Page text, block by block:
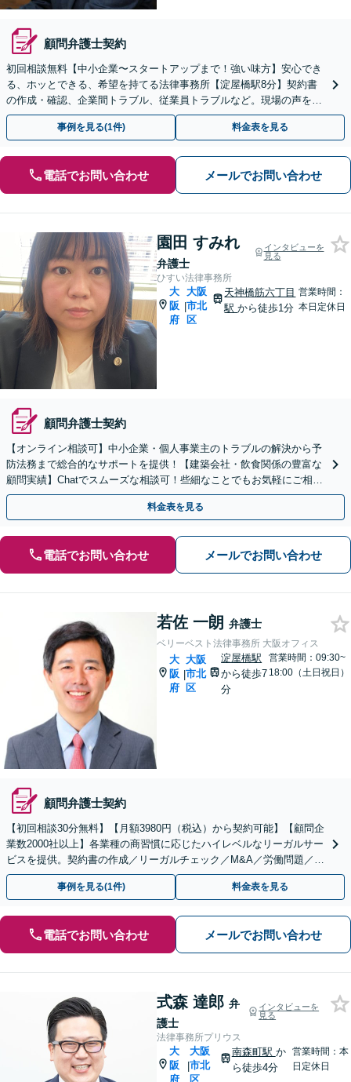
顧問弁護士契約
初回相談無料【中小企業〜スタートアップまで！強い味方】安心でき
る、ホッとできる、希望を持てる法律事務所【淀屋橋駅8分】契約書
の作成・確認、企業間トラブル、従業員トラブルなど。現場の声を大
切にする姿勢で、よりよい解決を目指します。
事例を見る(1件) 料金表を見る
電話でお問い合わせ メールでお問い合わせ
園田 すみれ
弁護士
インタビューを
見る
ひすい法律事務所
大
阪
府
|
大阪
市北
区
天神橋筋六丁目
駅から徒歩1分
営業時間：
本日定休日
顧問弁護士契約
【オンライン相談可】中小企業・個人事業主のトラブルの解決から予
防法務まで総合的なサポートを提供！【建築会社・飲食関係の豊富な
顧問実績】Chatでスムーズな相談可！些細なことでもお気軽にご相談
ください【天神橋筋六丁目駅1分】【夜間・休日面談】
料金表を見る
電話でお問い合わせ メールでお問い合わせ
若佐 一朗 弁護士
ベリーベスト法律事務所 大阪オフィス
大
阪
府
|
大阪
市北
区
淀屋橋駅
から徒歩7
分
営業時間：09:30~
18:00（土日祝日）
顧問弁護士契約
【初回相談30分無料】【月額3980円（税込）から契約可能】【顧問企
業数2000社以上】各業種の商習慣に応じたハイレベルなリーガルサー
ビスを提供。契約書の作成／リーガルチェック／M&A／労働問題／知
的財産等、お任せください【他士業連携可能】
事例を見る(1件) 料金表を見る
電話でお問い合わせ メールでお問い合わせ
式森 達郎 弁
護士
インタビューを
見る
法律事務所プリウス
大
阪
府
|
大阪
市北
区
南森町駅 か
ら徒歩4分
営業時間：本
日定休日